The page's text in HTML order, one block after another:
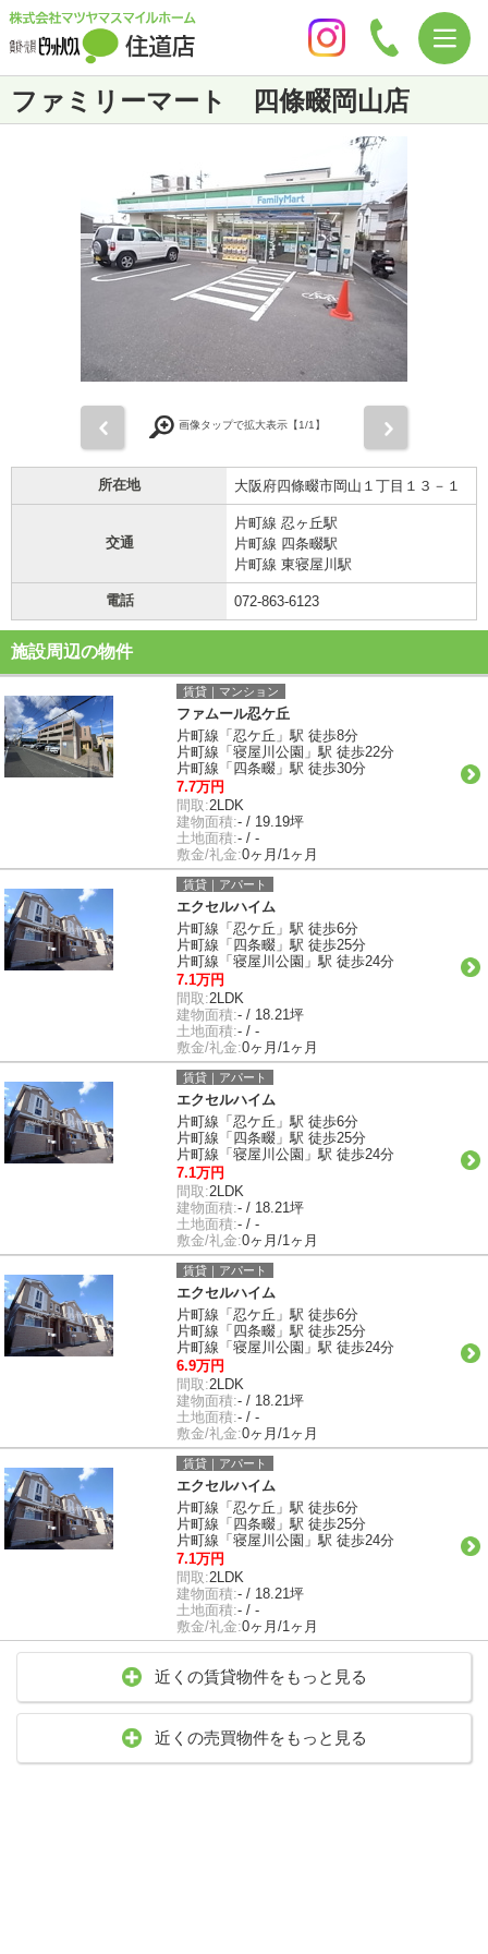
ファミリーマート 四條畷岡山店
画像タップで拡大表示【1/1】
所在地 大阪府四條畷市岡山１丁目１３－１
交通
片町線 忍ヶ丘駅
片町線 四条畷駅
片町線 東寝屋川駅
電話 072-863-6123
施設周辺の物件
賃貸｜マンション
ファムール忍ケ丘
片町線「忍ケ丘」駅 徒歩8分
片町線「寝屋川公園」駅 徒歩22分
片町線「四条畷」駅 徒歩30分
7.7万円
間取:2LDK
建物面積:- / 19.19坪
土地面積:- / -
敷金/礼金:0ヶ月/1ヶ月
賃貸｜アパート
エクセルハイム
片町線「忍ケ丘」駅 徒歩6分
片町線「四条畷」駅 徒歩25分
片町線「寝屋川公園」駅 徒歩24分
7.1万円
間取:2LDK
建物面積:- / 18.21坪
土地面積:- / -
敷金/礼金:0ヶ月/1ヶ月
賃貸｜アパート
エクセルハイム
片町線「忍ケ丘」駅 徒歩6分
片町線「四条畷」駅 徒歩25分
片町線「寝屋川公園」駅 徒歩24分
7.1万円
間取:2LDK
建物面積:- / 18.21坪
土地面積:- / -
敷金/礼金:0ヶ月/1ヶ月
賃貸｜アパート
エクセルハイム
片町線「忍ケ丘」駅 徒歩6分
片町線「四条畷」駅 徒歩25分
片町線「寝屋川公園」駅 徒歩24分
6.9万円
間取:2LDK
建物面積:- / 18.21坪
土地面積:- / -
敷金/礼金:0ヶ月/1ヶ月
賃貸｜アパート
エクセルハイム
片町線「忍ケ丘」駅 徒歩6分
片町線「四条畷」駅 徒歩25分
片町線「寝屋川公園」駅 徒歩24分
7.1万円
間取:2LDK
建物面積:- / 18.21坪
土地面積:- / -
敷金/礼金:0ヶ月/1ヶ月
近くの賃貸物件をもっと見る
近くの売買物件をもっと見る